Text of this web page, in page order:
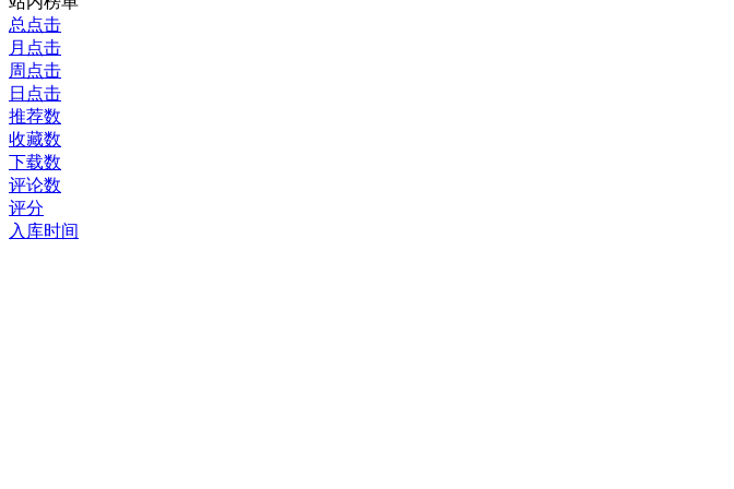
总点击
月点击
周点击
日点击
推荐数
收藏数
下载数
评论数
评分
入库时间